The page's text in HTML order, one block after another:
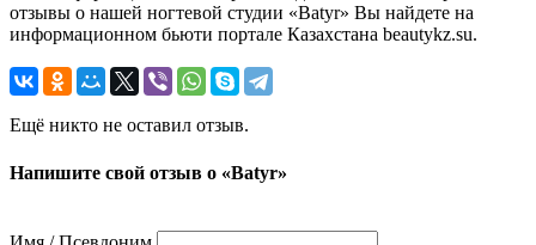
отзывы о нашей ногтевой студии «Batyr» Вы найдете на
информационном бьюти портале Казахстана beautykz.su.
Ещё никто не оставил отзыв.
Напишите свой отзыв о «Batyr»